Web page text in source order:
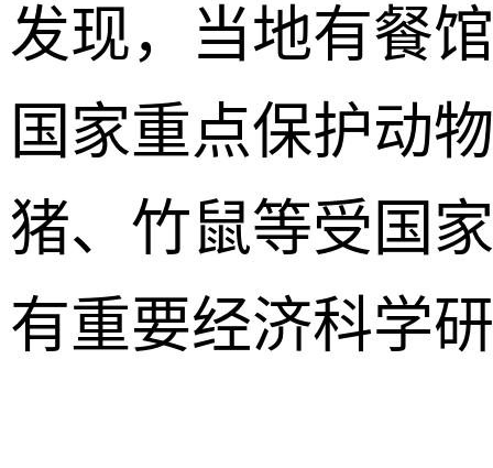
发现，当地有餐
国家重点保护动
猪、竹鼠等受国
有重要经济科学